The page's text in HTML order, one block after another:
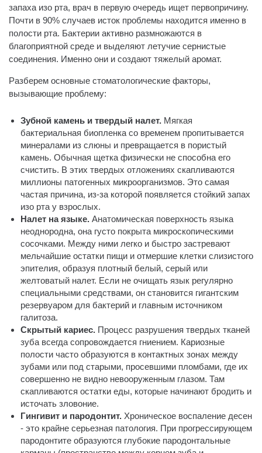
запаха изо рта, врач в первую очередь ищет первопричину.
Почти в 90% случаев исток проблемы находится именно в
полости рта. Бактерии активно размножаются в
благоприятной среде и выделяют летучие сернистые
соединения. Именно они и создают тяжелый аромат.
Разберем основные стоматологические факторы,
вызывающие проблему:
Зубной камень и твердый налет. Мягкая
бактериальная биопленка со временем пропитывается
минералами из слюны и превращается в пористый
камень. Обычная щетка физически не способна его
счистить. В этих твердых отложениях скапливаются
миллионы патогенных микроорганизмов. Это самая
частая причина, из-за которой появляется стойкий запах
изо рта у взрослых.
Налет на языке. Анатомическая поверхность языка
неоднородна, она густо покрыта микроскопическими
сосочками. Между ними легко и быстро застревают
мельчайшие остатки пищи и отмершие клетки слизистого
эпителия, образуя плотный белый, серый или
желтоватый налет. Если не очищать язык регулярно
специальными средствами, он становится гигантским
резервуаром для бактерий и главным источником
галитоза.
Скрытый кариес. Процесс разрушения твердых тканей
зуба всегда сопровождается гниением. Кариозные
полости часто образуются в контактных зонах между
зубами или под старыми, просевшими пломбами, где их
совершенно не видно невооруженным глазом. Там
скапливаются остатки еды, которые начинают бродить и
источать зловоние.
Гингивит и пародонтит. Хроническое воспаление десен
- это крайне серьезная патология. При прогрессирующем
пародонтите образуются глубокие пародонтальные